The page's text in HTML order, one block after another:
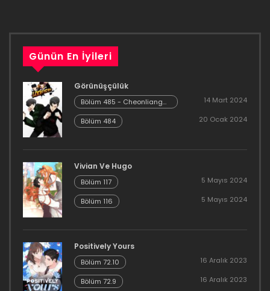
Bölüm 63
7 Temmuz 2021
Bölüm 62
7 Temmuz 2021
Bölüm 61
Bölüm 60
9 Haziran 2021
9 Haziran 2021
Bölüm 58
Günün En İyileri
Görünüşçülük
Bölüm 485 - Cheonliang
[04]
14 Mart 2024
Bölüm 484 20 Ocak 2024
Vivian Ve Hugo
Bölüm 117 5 Mayıs 2024
Bölüm 116 5 Mayıs 2024
Positively Yours
Bölüm 72.10 16 Aralık 2023
Bölüm 72.9 16 Aralık 2023